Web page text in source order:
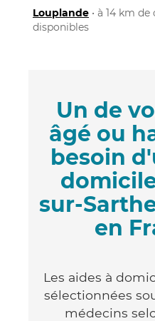
Louplande • à 14 km
disponibles
Un de
âgé ou
besoin
sur-
en
Les aides à
sélectionnées
médecins